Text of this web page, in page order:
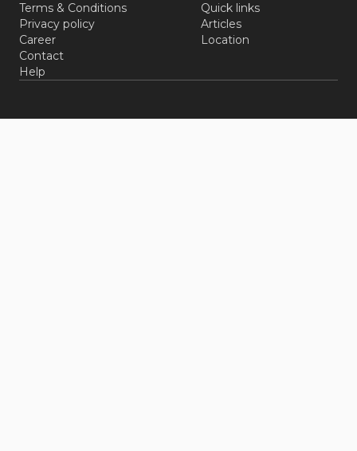
Terms & Conditions
Privacy policy
Career
Contact
Help
Quick links
Articles
Location